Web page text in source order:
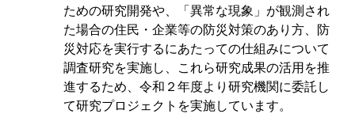
ための研究開発や、「異常な現象」が観測され
た場合の住民・企業等の防災対策のあり方、防
災対応を実行するにあたっての仕組みについて
調査研究を実施し、これら研究成果の活用を推
進するため、令和２年度より研究機関に委託し
て研究プロジェクトを実施しています。